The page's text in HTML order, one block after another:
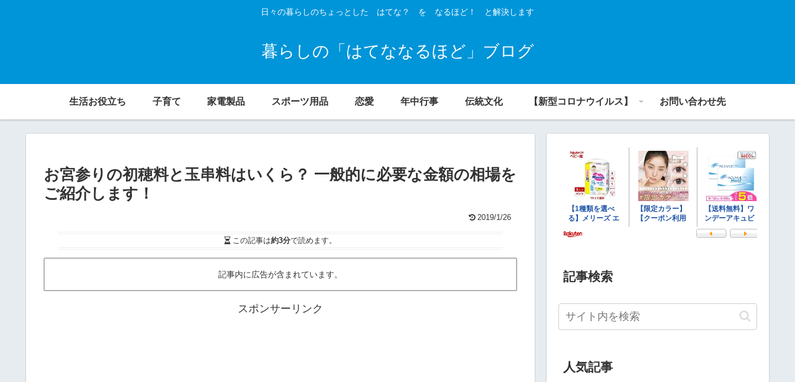
日々の暮らしのちょっとした はてな？ を なるほど！ と解決します
暮らしの「はてななるほど」ブログ
生活お役立ち 子育て 家電製品 スポーツ用品 恋愛 年中行事 伝統文化 【新型コロナウイルス】 お問い合わせ先
お宮参りの初穂料と玉串料はいくら？ 一般的に必要な金額の相場を
ご紹介します！
2019/1/26
この記事は約3分で読めます。
記事内に広告が含まれています。
スポンサーリンク
記事検索
人気記事